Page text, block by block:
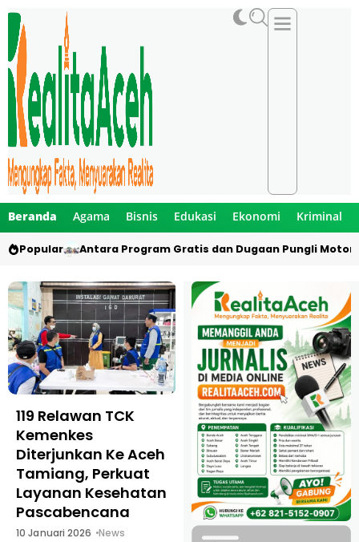
Beranda Agama Bisnis Edukasi Ekonomi Kriminal
Popular Antara Program Gratis dan Dugaan Pungli Motor
119 Relawan TCK
Kemenkes
Diterjunkan Ke Aceh
Tamiang, Perkuat
Layanan Kesehatan
Pascabencana
10 Januari 2026 News